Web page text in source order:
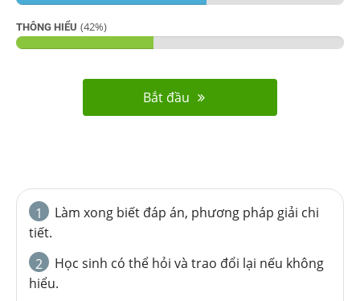
THÔNG HIỂU (42%)
Bắt đầu
1
Làm xong biết đáp án, phương pháp giải chi
tiết.
2
Học sinh có thể hỏi và trao đổi lại nếu không
hiểu.